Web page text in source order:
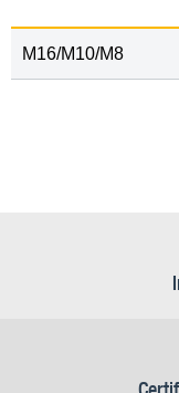
M16/M10/M8